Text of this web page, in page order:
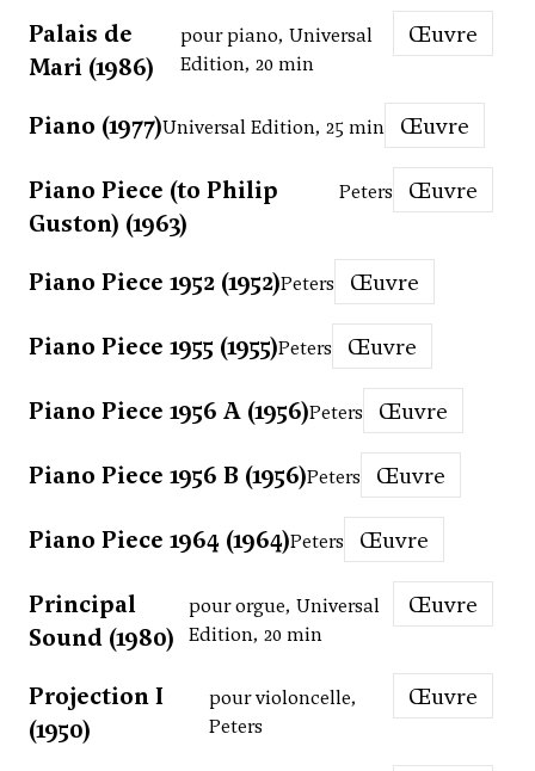
Palais de
Mari (1986)
pour piano, Universal
Edition, 20 min
Œuvre
Piano (1977)Universal Edition, 25 min Œuvre
Piano Piece (to Philip
Guston) (1963)
Peters Œuvre
Piano Piece 1952 (1952)Peters Œuvre
Piano Piece 1955 (1955)Peters Œuvre
Piano Piece 1956 A (1956)Peters Œuvre
Piano Piece 1956 B (1956)Peters Œuvre
Piano Piece 1964 (1964)Peters Œuvre
Principal
Sound (1980)
pour orgue, Universal
Edition, 20 min
Œuvre
Projection I
(1950)
pour violoncelle,
Peters
Œuvre